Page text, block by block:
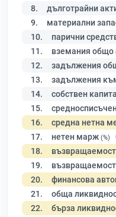
8. дълготрайни
9. материални
10. парични
11. вземания общо
12. задължения
13. задължения
14. собствен
15.
16. средна нетна
17. нетен марж (%)
18. възвращаемост
19. възвращаемост
20. финансова
21. обща
22. бърза